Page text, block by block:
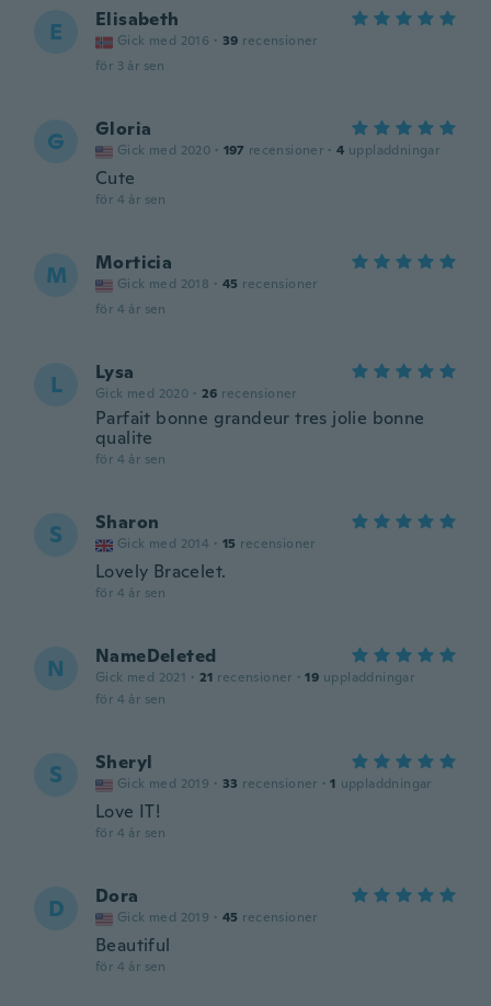
E Elisabeth
Gick med 2016 · 39 recensioner
för 3 år sen
G Gloria
Gick med 2020 · 197 recensioner · 4 uppladdningar
Cute
för 4 år sen
M Morticia
Gick med 2018 · 45 recensioner
för 4 år sen
L Lysa
Gick med 2020 · 26 recensioner
Parfait bonne grandeur tres jolie bonne
qualite
för 4 år sen
S Sharon
Gick med 2014 · 15 recensioner
Lovely Bracelet.
för 4 år sen
N NameDeleted
Gick med 2021 · 21 recensioner · 19 uppladdningar
för 4 år sen
S Sheryl
Gick med 2019 · 33 recensioner · 1 uppladdningar
Love IT!
för 4 år sen
D Dora
Gick med 2019 · 45 recensioner
Beautiful
för 4 år sen